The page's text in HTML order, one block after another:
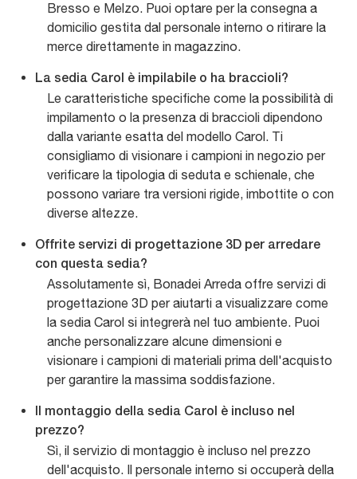
Bresso e Melzo. Puoi optare per la consegna a
domicilio gestita dal personale interno o ritirare la
merce direttamente in magazzino.
La sedia Carol è impilabile o ha braccioli?
Le caratteristiche specifiche come la possibilità di
impilamento o la presenza di braccioli dipendono
dalla variante esatta del modello Carol. Ti
consigliamo di visionare i campioni in negozio per
verificare la tipologia di seduta e schienale, che
possono variare tra versioni rigide, imbottite o con
diverse altezze.
Offrite servizi di progettazione 3D per arredare
con questa sedia?
Assolutamente sì, Bonadei Arreda offre servizi di
progettazione 3D per aiutarti a visualizzare come
la sedia Carol si integrerà nel tuo ambiente. Puoi
anche personalizzare alcune dimensioni e
visionare i campioni di materiali prima dell'acquisto
per garantire la massima soddisfazione.
Il montaggio della sedia Carol è incluso nel
prezzo?
Sì, il servizio di montaggio è incluso nel prezzo
dell'acquisto. Il personale interno si occuperà della